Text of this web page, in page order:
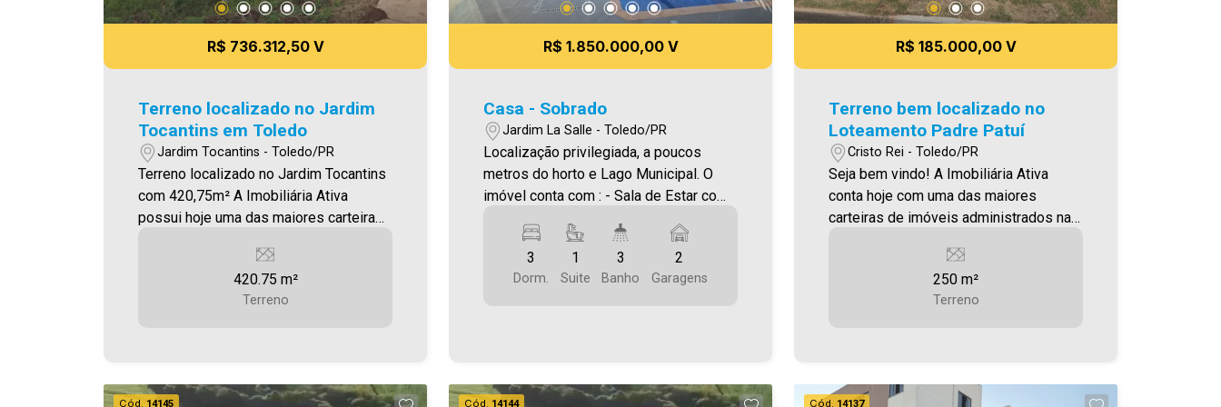
R$ 736.312,50 V
Terreno localizado no Jardim
Tocantins em Toledo
Jardim Tocantins - Toledo/PR
Terreno localizado no Jardim Tocantins
com 420,75m² A Imobiliária Ativa
possui hoje uma das maiores carteiras
atuando com excelência tanto na
locação quanto na venda. Aproveite
essa oportunidade, agende uma visita!
direito de corrigir qualquer erro de
420.75 m²
Terreno
R$ 1.850.000,00 V
Casa - Sobrado
Jardim La Salle - Toledo/PR
Localização privilegiada, a poucos
metros do horto e Lago Municipal. O
imóvel conta com : - Sala de Estar com
Cozinha gourmet planejada, fogão de
indução, bancada de granito e
churrasqueira - 02 Quartos - 01 Suíte -
solar - Sistema de alarme e
3
Dorm.
1
Suite
3
Banho
2
Garagens
R$ 185.000,00 V
Terreno bem localizado no
Loteamento Padre Patuí
Cristo Rei - Toledo/PR
Seja bem vindo! A Imobiliária Ativa
conta hoje com uma das maiores
carteiras de imóveis administrados na
venda. Confira mais uma de nossas
Coopagro, loteamento Padre Patuí, com
sinta-se em casa!
250 m²
Terreno
Cód. 14145 Cód. 14144 Cód. 14137